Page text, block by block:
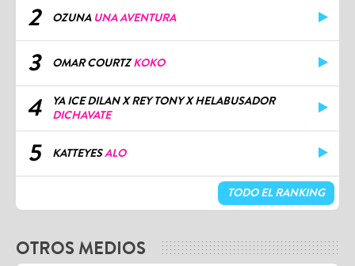
2 OZUNA UNA AVENTURA
3 OMAR COURTZKOKO
4
YA ICE DILAN X REY TONY X HELABUSADOR
DICHAVATE
5 KATTEYESALO
TODO EL RANKING
OTROS MEDIOS